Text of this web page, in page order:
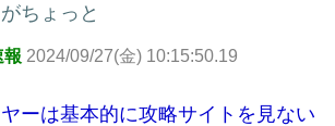
ちょっと
報 2024/09/27(金) 10:15:50.19
ーは基本的に攻略サイトを見ない